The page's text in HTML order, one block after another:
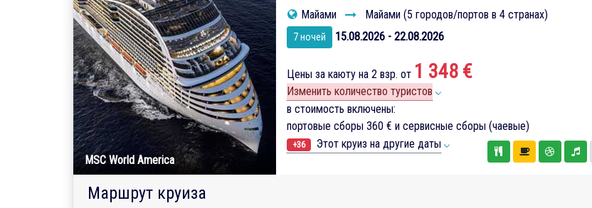
MSC World America
Майами Майами (5 городов/портов в 4 странах)
7 ночей 15.08.2026 - 22.08.2026
Цены за каюту на 2 взр. от 1 348 €
Изменить количество туристов
в стоимость включены:
портовые сборы 360 € и сервисные сборы (чаевые)
+36 Этот круиз на другие даты
Маршрут круиза